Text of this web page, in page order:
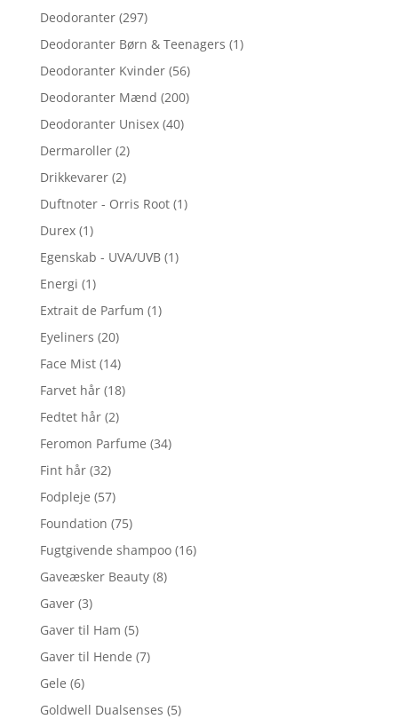
Deodoranter (297)
Deodoranter Børn & Teenagers (1)
Deodoranter Kvinder (56)
Deodoranter Mænd (200)
Deodoranter Unisex (40)
Dermaroller (2)
Drikkevarer (2)
Duftnoter - Orris Root (1)
Durex (1)
Egenskab - UVA/UVB (1)
Energi (1)
Extrait de Parfum (1)
Eyeliners (20)
Face Mist (14)
Farvet hår (18)
Fedtet hår (2)
Feromon Parfume (34)
Fint hår (32)
Fodpleje (57)
Foundation (75)
Fugtgivende shampoo (16)
Gaveæsker Beauty (8)
Gaver (3)
Gaver til Ham (5)
Gaver til Hende (7)
Gele (6)
Goldwell Dualsenses (5)